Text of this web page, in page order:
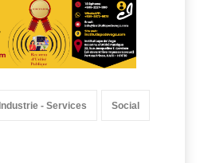
Industrie - Services Social